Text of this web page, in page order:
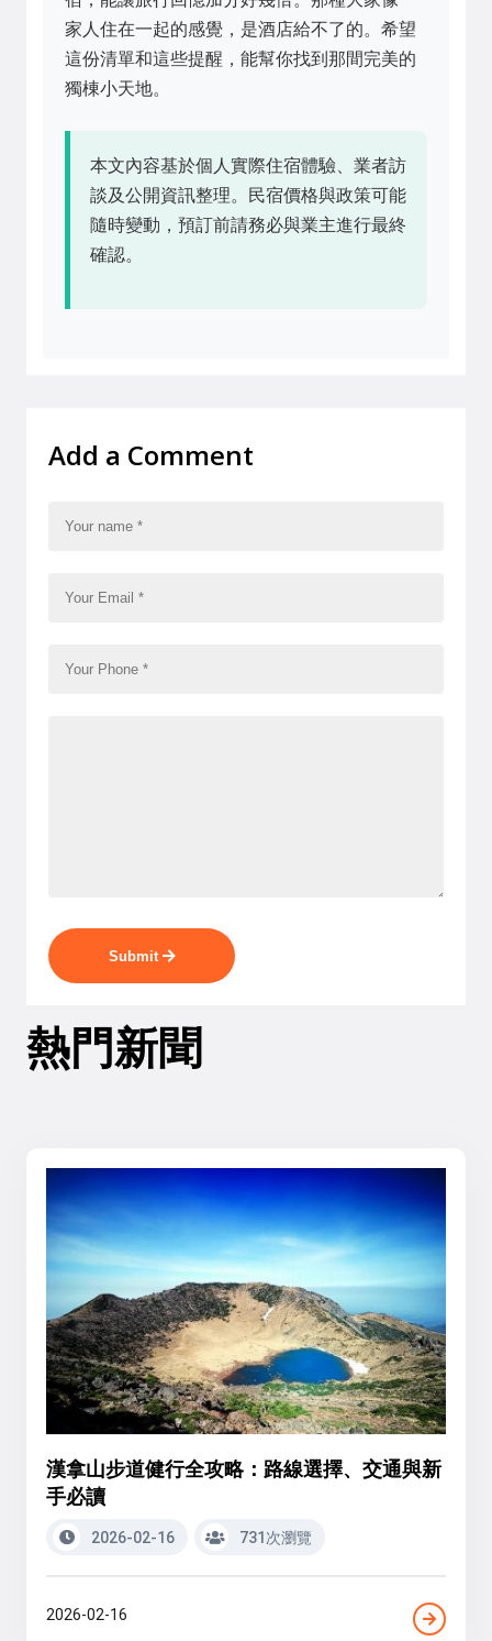
家人住在一起的感覺，是酒店給不了的。希望
這份清單和這些提醒，能幫你找到那間完美的
獨棟小天地。
本文內容基於個人實際住宿體驗、業者訪
談及公開資訊整理。民宿價格與政策可能
隨時變動，預訂前請務必與業主進行最終
確認。
Add a Comment
Submit
熱門新聞
漢拿山步道健行全攻略：路線選擇、交通與新
手必讀
2026-02-16 731次瀏覽
2026-02-16